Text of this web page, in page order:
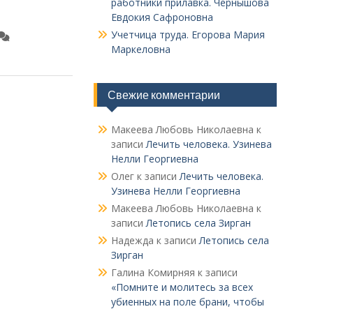
Евдокия Сафроновна
Учетчица труда. Его­рова Мария
Маркеловна
Свежие комментарии
Макеева Любовь Николаевна к
записиЛечить человека. Узинева
Нелли Георгиевна
Олегк записиЛечить человека.
Узинева Нелли Георгиевна
Макеева Любовь Николаевна к
записиЛетопись села Зирган
Надежда к записиЛетопись села
Зирган
Галина Комирняя к записи
«Помните и молитесь за всех
убиенных на поле брани, чтобы